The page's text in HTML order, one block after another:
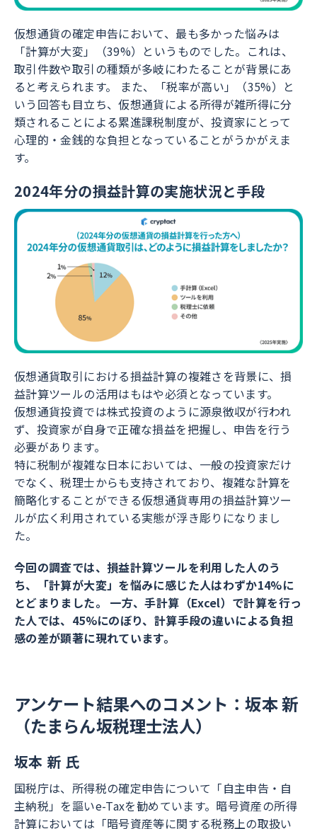
仮想通貨の確定申告において、最も多かった悩みは
「計算が大変」（39%）というものでした。これは、
取引件数や取引の種類が多岐にわたることが背景にあ
ると考えられます。 また、「税率が高い」（35%）と
いう回答も目立ち、仮想通貨による所得が雑所得に分
類されることによる累進課税制度が、投資家にとって
心理的・金銭的な負担となっていることがうかがえま
す。
2024年分の損益計算の実施状況と手段
仮想通貨取引における損益計算の複雑さを背景に、損
益計算ツールの活用はもはや必須となっています。
仮想通貨投資では株式投資のように源泉徴収が行われ
ず、投資家が自身で正確な損益を把握し、申告を行う
必要があります。
特に税制が複雑な日本においては、一般の投資家だけ
でなく、税理士からも支持されており、複雑な計算を
簡略化することができる仮想通貨専用の損益計算ツー
ルが広く利用されている実態が浮き彫りになりまし
た。
今回の調査では、損益計算ツールを利用した人のう
ち、「計算が大変」を悩みに感じた人はわずか14%に
とどまりました。 一方、手計算（Excel）で計算を行っ
た人では、45%にのぼり、計算手段の違いによる負担
感の差が顕著に現れています。
アンケート結果へのコメント：坂本 新
（たまらん坂税理士法人）
坂本 新 氏
国税庁は、所得税の確定申告について「自主申告・自
主納税」を謳いe-Taxを勧めています。暗号資産の所得
計算においては「暗号資産等に関する税務上の取扱い